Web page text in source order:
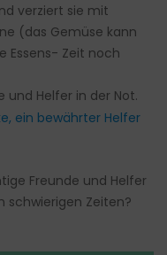
verziert sie mit
(das Gemüse kann
Essens- Zeit noch
und Helfer in der Not.
ein bewährter Helfer
Freunde und Helfer
schwierigen Zeiten?